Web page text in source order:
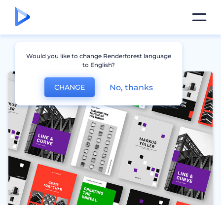
Would you like to change Renderforest language
to English?
CHANGE No, thanks